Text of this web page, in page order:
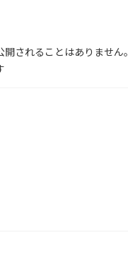
されることはありません。